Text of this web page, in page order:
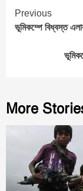
Continue
Reading
Previous
ভূমিকম্পে বিধ্বস্ত
More